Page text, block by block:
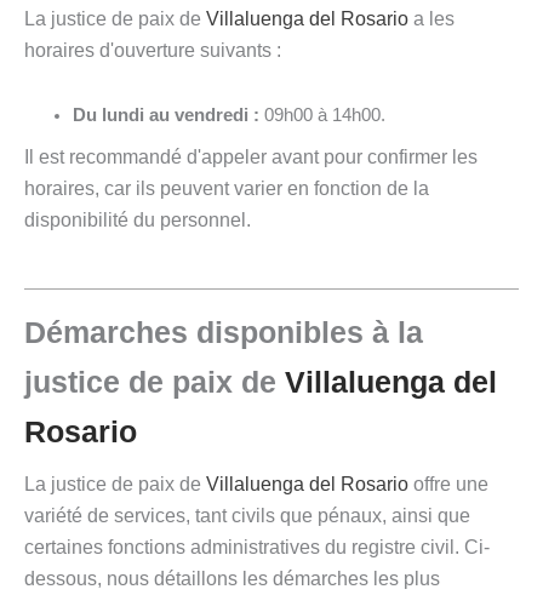
La justice de paix de Villaluenga del Rosario a les
horaires d'ouverture suivants :
Du lundi au vendredi : 09h00 à 14h00.
Il est recommandé d'appeler avant pour confirmer les
horaires, car ils peuvent varier en fonction de la
disponibilité du personnel.
Démarches disponibles à la
justice de paix de Villaluenga del
Rosario
La justice de paix de Villaluenga del Rosario offre une
variété de services, tant civils que pénaux, ainsi que
certaines fonctions administratives du registre civil. Ci-
dessous, nous détaillons les démarches les plus